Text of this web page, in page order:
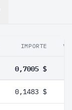
IMPORTE
0,7005 $
0,1483 $